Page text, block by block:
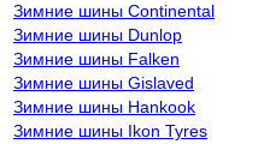
Зимние шины Continental
Зимние шины Dunlop
Зимние шины Falken
Зимние шины Gislaved
Зимние шины Hankook
Зимние шины Ikon Tyres